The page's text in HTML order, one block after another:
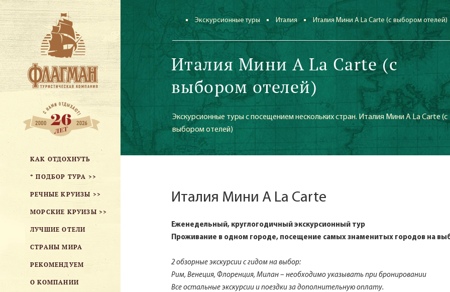
КАК ОТДОХНУТЬ
* ПОДБОР ТУРА >>
РЕЧНЫЕ КРУИЗЫ >>
МОРСКИЕ КРУИЗЫ >>
ЛУЧШИЕ ОТЕЛИ
СТРАНЫ МИРА
РЕКОМЕНДУЕМ
О КОМПАНИИ
Экскурсионные туры Италия Италия Мини A La Carte (с выбором отелей)
Италия Мини A La Carte (с
выбором отелей)
Экскурсионные туры с посещением нескольких стран. Италия Мини A La Carte (с
выбором отелей)
Италия Мини A La Carte
Еженедельный, круглогодичный экскурсионный тур
Проживание в одном городе, посещение самых знаменитых городов на
2 обзорные экскурсии с гидом на выбор:
Рим, Венеция, Флоренция, Милан – необходимо указывать при бронировании
Все остальные экскурсии и поездки за дополнительную оплату.